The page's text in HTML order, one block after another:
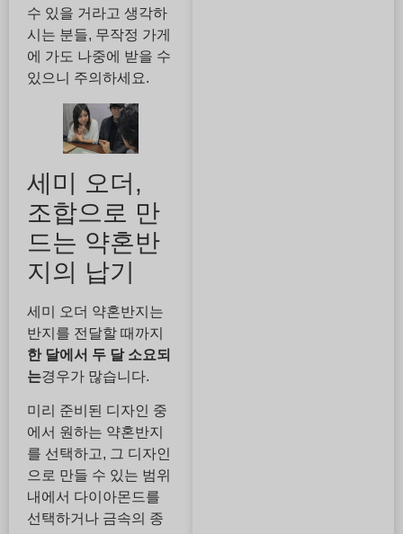
수 있을 거라고 생각하
시는 분들, 무작정 가게
에 가도 나중에 받을 수
있으니 주의하세요.
세미 오더,
조합으로 만
드는 약혼반
지의 납기
세미 오더 약혼반지는
반지를 전달할 때까지
한 달에서 두 달 소요되
는경우가 많습니다.
미리 준비된 디자인 중
에서 원하는 약혼반지
를 선택하고, 그 디자인
으로 만들 수 있는 범위
내에서 다이아몬드를
선택하거나 금속의 종